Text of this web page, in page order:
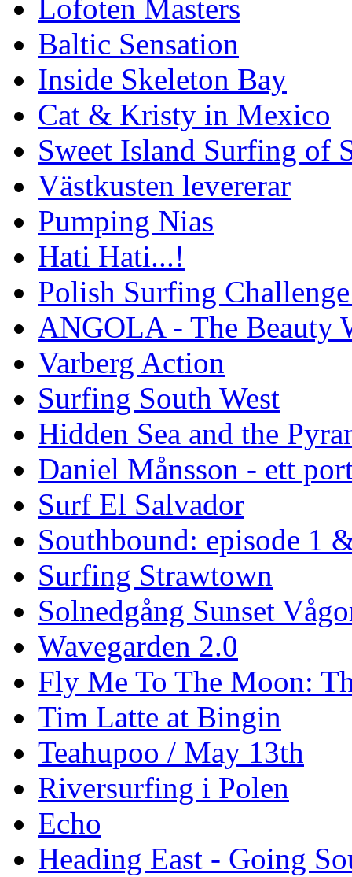
Lofoten Masters
Baltic Sensation
Inside Skeleton Bay
Cat & Kristy in Mexico
Sweet Island Surfing of
Västkusten levererar
Pumping Nias
Hati Hati...!
Polish Surfing
ANGOLA - The Beauty
Varberg Action
Surfing South West
Hidden Sea and the
Daniel Månsson - ett
Surf El Salvador
Southbound: episode 1
Surfing Strawtown
Solnedgång Sunset
Wavegarden 2.0
Fly Me To The Moon:
Tim Latte at Bingin
Teahupoo / May 13th
Riversurfing i Polen
Echo
Heading East - Going